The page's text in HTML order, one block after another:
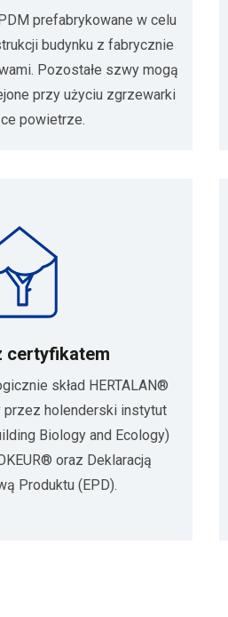
prefabrykowane w celu
budynku z fabrycznie
Pozostałe szwy mogą
przy użyciu zgrzewarki
powietrze.
certyfikatem
skład HERTALAN®
przez holenderski instytut
Biology and Ecology)
oraz Deklaracją
Produktu (EPD).